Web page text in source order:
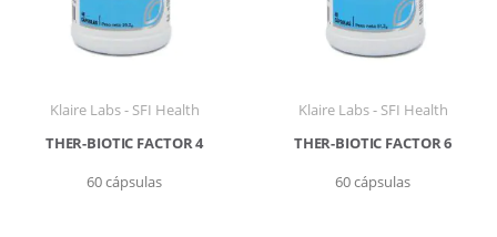
Klaire Labs - SFI Health
THER-BIOTIC FACTOR 4
60 cápsulas
Klaire Labs - SFI Health
THER-BIOTIC FACTOR 6
60 cápsulas